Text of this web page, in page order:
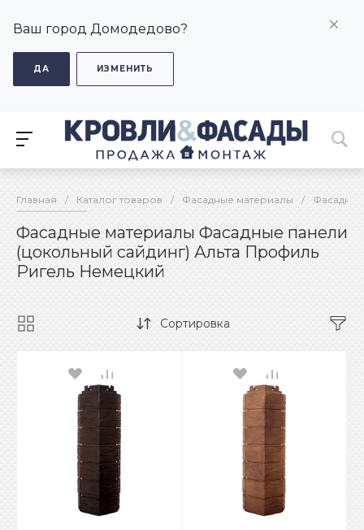
Ваш город Домодедово?
ДА ИЗМЕНИТЬ
Главная / Каталог товаров / Фасадные материалы /
Фасадные материалы Фасадные панели
(цокольный сайдинг) Альта Профиль
Ригель Немецкий
Сортировка